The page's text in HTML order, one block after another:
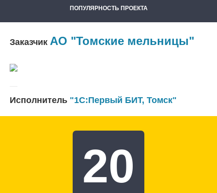
ПОПУЛЯРНОСТЬ ПРОЕКТА
Заказчик АО "Томские мельницы"
Исполнитель "1С:Первый БИТ, Томск"
20